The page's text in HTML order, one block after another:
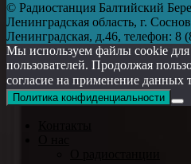
© Радиостанция Балтийский
Ленинградская область, г.
Ленинградская, д.46, телефон: 8
Мы используем файлы cookie для
пользователей. Продолжая
согласие на применение данных
Политика конфиденциальности